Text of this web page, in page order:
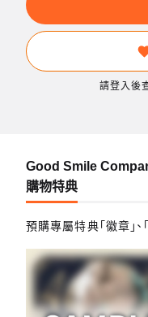
請登入後
Good Smile
購物特典
預購專屬特典「徽章」